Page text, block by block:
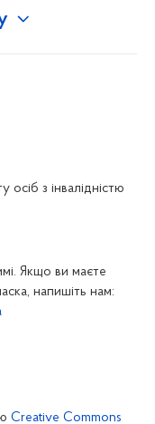
осіб з інвалідністю
Якщо ви маєте
напишіть нам:
Creative Commons